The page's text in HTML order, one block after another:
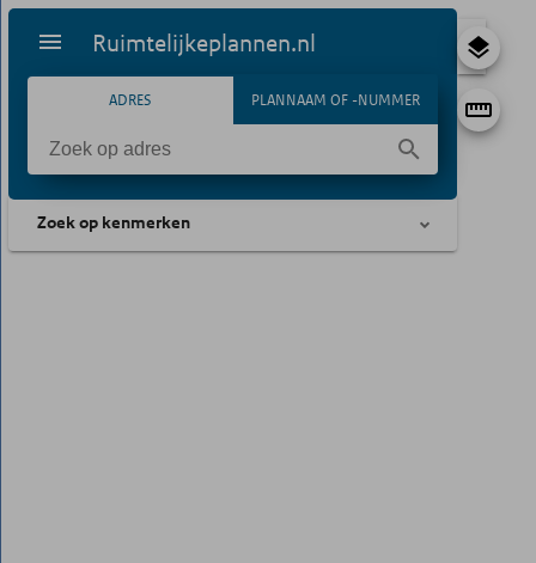
Ruimtelijkeplannen.nl
ADRES PLANNAAM OF -NUMMER
Zoek op kenmerken